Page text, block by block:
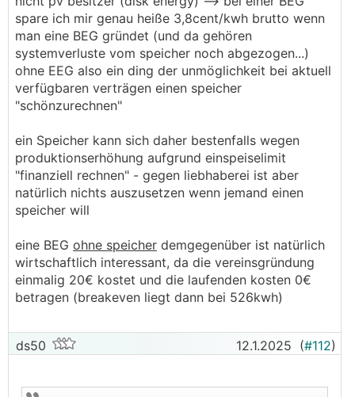
temporär wäre .....
(Für jene die mit EG's nicht so vertraut sind: Man
kann für jeden Einspeiser und jeden Verbraucher
individuell den sogannten Teilnahmefaktor zum
nächsten Arbeitstag ändern. Sollte so ein
"Gottesgeschenk" an unerwarteter hoher
man einfach nur bei den betroffenen Einspeisern
den Teilnahmefaktor in der EG von 100% auf 1%
setzen und ohne Veränderung der bestehenden
EG Struktur, wird ab dem nächsten Arbeitstag
99% der Produktion dem spendablen
Hochpreisperiode vorbei, setzt man den
Teilnahmefaktor wieder auf 100% und hat am
nächsten Arbeitstag wieder seine ursprüngliche
EG Struktur. Dauert nur ein paar Minuten im EDA
PS:
Derzeit gibt es nur fixe Aufteilungsschlüssel in
spare ich mir genau heiße 3,8cent/kwh brutto wenn
man eine BEG gründet (und da gehören
systemverluste vom speicher noch abgezogen...)
ohne EEG also ein ding der unmöglichkeit bei aktuell
verfügbaren verträgen einen speicher
"schönzurechnen"
ein Speicher kann sich daher bestenfalls wegen
produktionserhöhung aufgrund einspeiselimit
"finanziell rechnen" - gegen liebhaberei ist aber
natürlich nichts auszusetzen wenn jemand einen
speicher will
eine BEG ohne speicher demgegenüber ist natürlich
wirtschaftlich interessant, da die vereinsgründung
einmalig 20€ kostet und die laufenden kosten 0€
betragen (breakeven liegt dann bei 526kwh)
ds50 12.1.2025 (#112)